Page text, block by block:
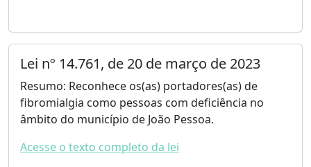
Lei nº 14.761, de 20 de março de 2023
Resumo: Reconhece os(as) portadores(as) de
fibromialgia como pessoas com deficiência no
âmbito do município de João Pessoa.
Acesse o texto completo da lei